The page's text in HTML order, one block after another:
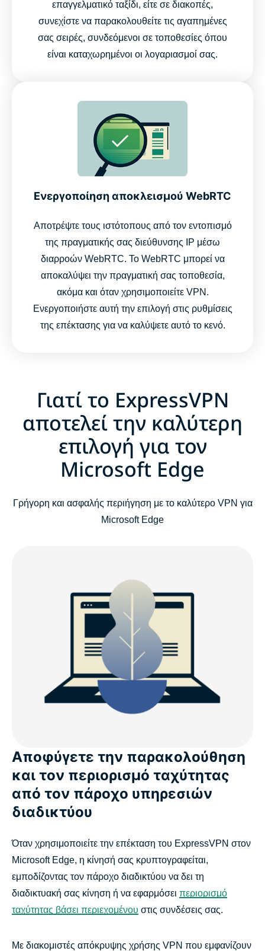
επαγγελματικό ταξίδι, είτε σε διακοπές,
συνεχίστε να παρακολουθείτε τις αγαπημένες
σας σειρές, συνδεόμενοι σε τοποθεσίες όπου
είναι καταχωρημένοι οι λογαριασμοί σας.
Ενεργοποίηση αποκλεισμού WebRTC
Αποτρέψτε τους ιστότοπους από τον εντοπισμό
της πραγματικής σας διεύθυνσης IP μέσω
διαρροών WebRTC. Το WebRTC μπορεί να
αποκαλύψει την πραγματική σας τοποθεσία,
ακόμα και όταν χρησιμοποιείτε VPN.
Ενεργοποιήστε αυτή την επιλογή στις ρυθμίσεις
της επέκτασης για να καλύψετε αυτό το κενό.
Γιατί το ExpressVPN
αποτελεί την καλύτερη
επιλογή για τον
Microsoft Edge
Γρήγορη και ασφαλής περιήγηση με το καλύτερο VPN για
Microsoft Edge
Αποφύγετε την παρακολούθηση
και τον περιορισμό ταχύτητας
από τον πάροχο υπηρεσιών
διαδικτύου
Όταν χρησιμοποιείτε την επέκταση του ExpressVPN στον
Microsoft Edge, η κίνησή σας κρυπτογραφείται,
εμποδίζοντας τον πάροχο διαδικτύου να δει τη
διαδικτυακή σας κίνηση ή να εφαρμόσει περιορισμό
ταχύτητας βάσει περιεχομένου στις συνδέσεις σας.
Με διακομιστές απόκρυψης χρήσης VPN που εμφανίζουν